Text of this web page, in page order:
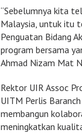
“Sebelumnya kita
Malaysia, untuk itu
Penguatan Bidang
program bersama
Ahmad Nizam Mat
Rektor UIR Assoc
UITM Perlis
membangun
meningkatkan